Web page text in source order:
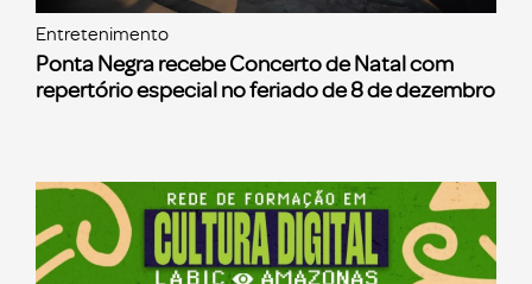
Entretenimento
Ponta Negra recebe Concerto de Natal com
repertório especial no feriado de 8 de dezembro